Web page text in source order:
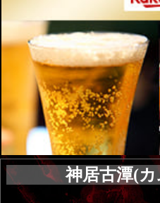
神居古潭(